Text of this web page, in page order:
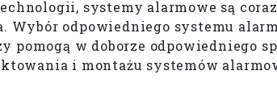
systemy alarmowe są
Wybór odpowiedniego systemu
pomogą w doborze odpowiedniego
i montażu systemów